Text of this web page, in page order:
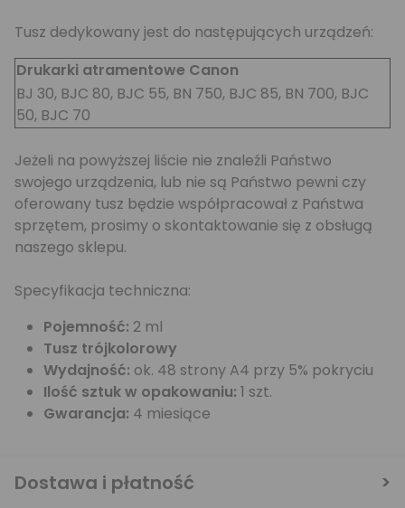
Tusz dedykowany jest do następujących urządzeń:
Drukarki atramentowe Canon
BJ 30, BJC 80, BJC 55, BN 750, BJC 85, BN 700, BJC
50, BJC 70
Jeżeli na powyższej liście nie znaleźli Państwo
swojego urządzenia, lub nie są Państwo pewni czy
oferowany tusz będzie współpracował z Państwa
sprzętem, prosimy o skontaktowanie się z obsługą
naszego sklepu.
Specyfikacja techniczna:
Pojemność: 2 ml
Tusz trójkolorowy
Wydajność: ok. 48 strony A4 przy 5% pokryciu
Ilość sztuk w opakowaniu: 1 szt.
Gwarancja: 4 miesiące
Dostawa i płatność